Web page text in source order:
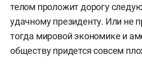
телом проложит дорогу
удачному президенту. Или не
тогда мировой экономике и
обществу придется совсем